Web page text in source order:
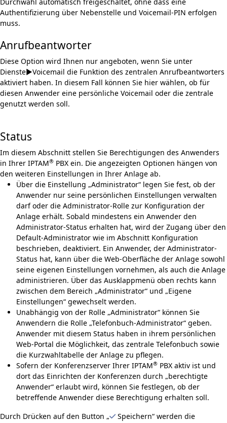
Authentifizierung über Nebenstelle und Voicemail-PIN erfolgen
muss.
Anrufbeantworter
Diese Option wird Ihnen nur angeboten, wenn Sie unter
Dienste►Voicemail die Funktion des zentralen Anrufbeantworters
aktiviert haben. In diesem Fall können Sie hier wählen, ob für
diesen Anwender eine persönliche Voicemail oder die zentrale
genutzt werden soll.
Status
Im diesem Abschnitt stellen Sie Berechtigungen des Anwenders
in Ihrer IPTAM® PBX ein. Die angezeigten Optionen hängen von
den weiteren Einstellungen in Ihrer Anlage ab.
Über die Einstellung „Administrator“ legen Sie fest, ob der
Anwender nur seine persönli­chen Einstellungen verwalten
darf oder die Administrator-Rolle zur Konfiguration der
Anlage erhält. Sobald mindestens ein Anwender den
Administrator-Status erhalten hat, wird der Zugang über den
Default-Administrator wie im Abschnitt Konfiguration
beschrieben, deaktiviert. Ein Anwender, der Administrator-
Status hat, kann über die Web-Oberfläche der Anlage sowohl
seine eigenen Ein­stellungen vornehmen, als auch die Anlage
administrieren. Über das Ausklappmenü oben rechts kann
zwischen dem Bereich „Administrator“ und „Eigene
Einstellungen“ gewechselt werden.
Unabhängig von der Rolle „Administrator“ können Sie
Anwendern die Rolle „Telefonbuch-Administrator“ geben.
Anwender mit diesem Status haben in ihrem persönlichen
Web-Portal die Möglichkeit, das zentrale Telefonbuch sowie
die Kurzwahltabelle der Anlage zu pflegen.
Sofern der Konferenzserver Ihrer IPTAM® PBX aktiv ist und
dort das Einrichten der Konferenzen durch „berechtigte
Anwender“ erlaubt wird, können Sie festlegen, ob der
betreffende Anwender diese Berechtigung erhalten soll.
Durch Drücken auf den Button „
Speichern“ werden die